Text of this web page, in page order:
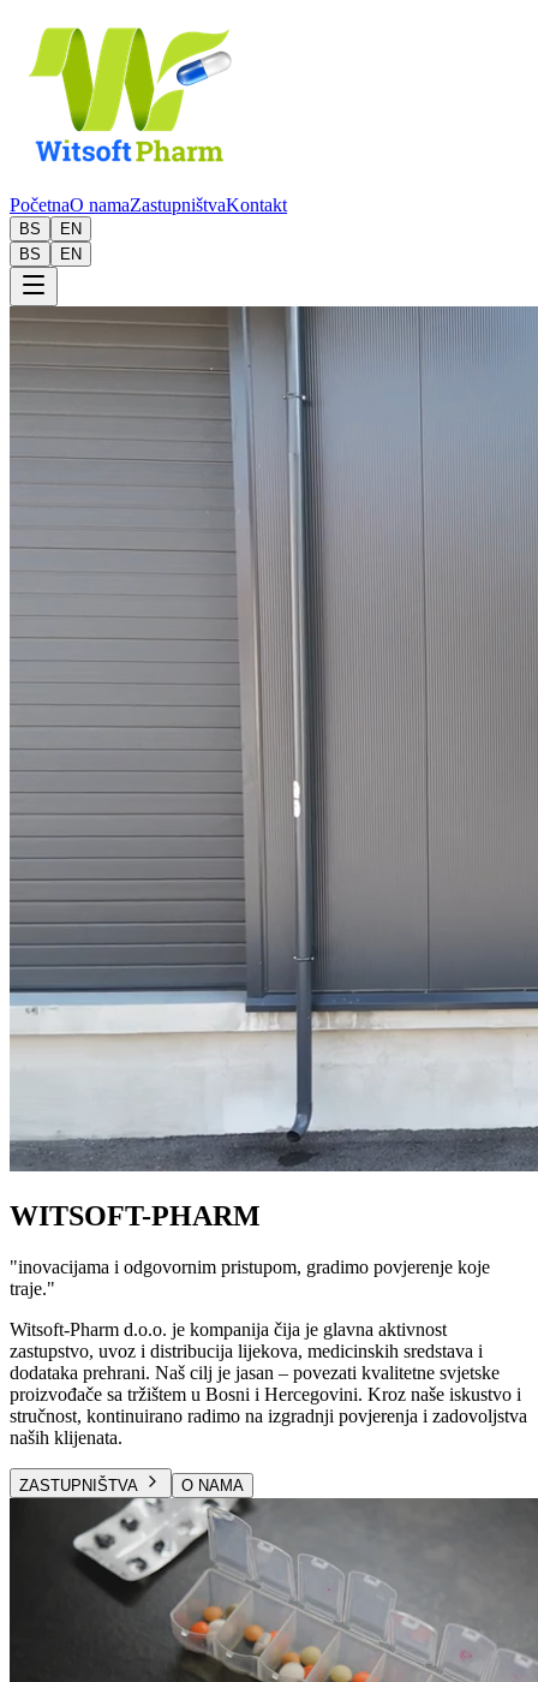
PočetnaO namaZastupništvaKontakt
BS
EN
BS
EN
WITSOFT-PHARM
"inovacijama i odgovornim pristupom, gradimo povjerenje koje
traje."
Witsoft-Pharm d.o.o. je kompanija čija je glavna aktivnost
zastupstvo, uvoz i distribucija lijekova, medicinskih sredstava i
dodataka prehrani. Naš cilj je jasan – povezati kvalitetne svjetske
proizvođače sa tržištem u Bosni i Hercegovini. Kroz naše iskustvo i
stručnost, kontinuirano radimo na izgradnji povjerenja i zadovoljstva
naših klijenata.
ZASTUPNIŠTVA O NAMA